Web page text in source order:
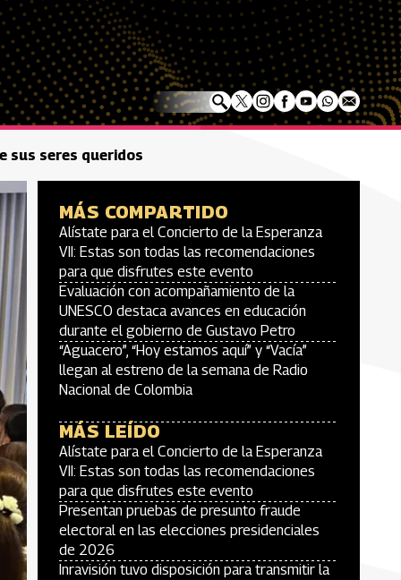
sus seres queridos
MÁS COMPARTIDO
Alístate para el Concierto de la Esperanza
VII: Estas son todas las recomendaciones
para que disfrutes este evento
Evaluación con acompañamiento de la
UNESCO destaca avances en educación
durante el gobierno de Gustavo Petro
“Aguacero”, “Hoy estamos aquí” y “Vacía”
llegan al estreno de la semana de Radio
Nacional de Colombia
MÁS LEÍDO
Alístate para el Concierto de la Esperanza
VII: Estas son todas las recomendaciones
para que disfrutes este evento
Presentan pruebas de presunto fraude
electoral en las elecciones presidenciales
de 2026
Inravisión tuvo disposición para transmitir la